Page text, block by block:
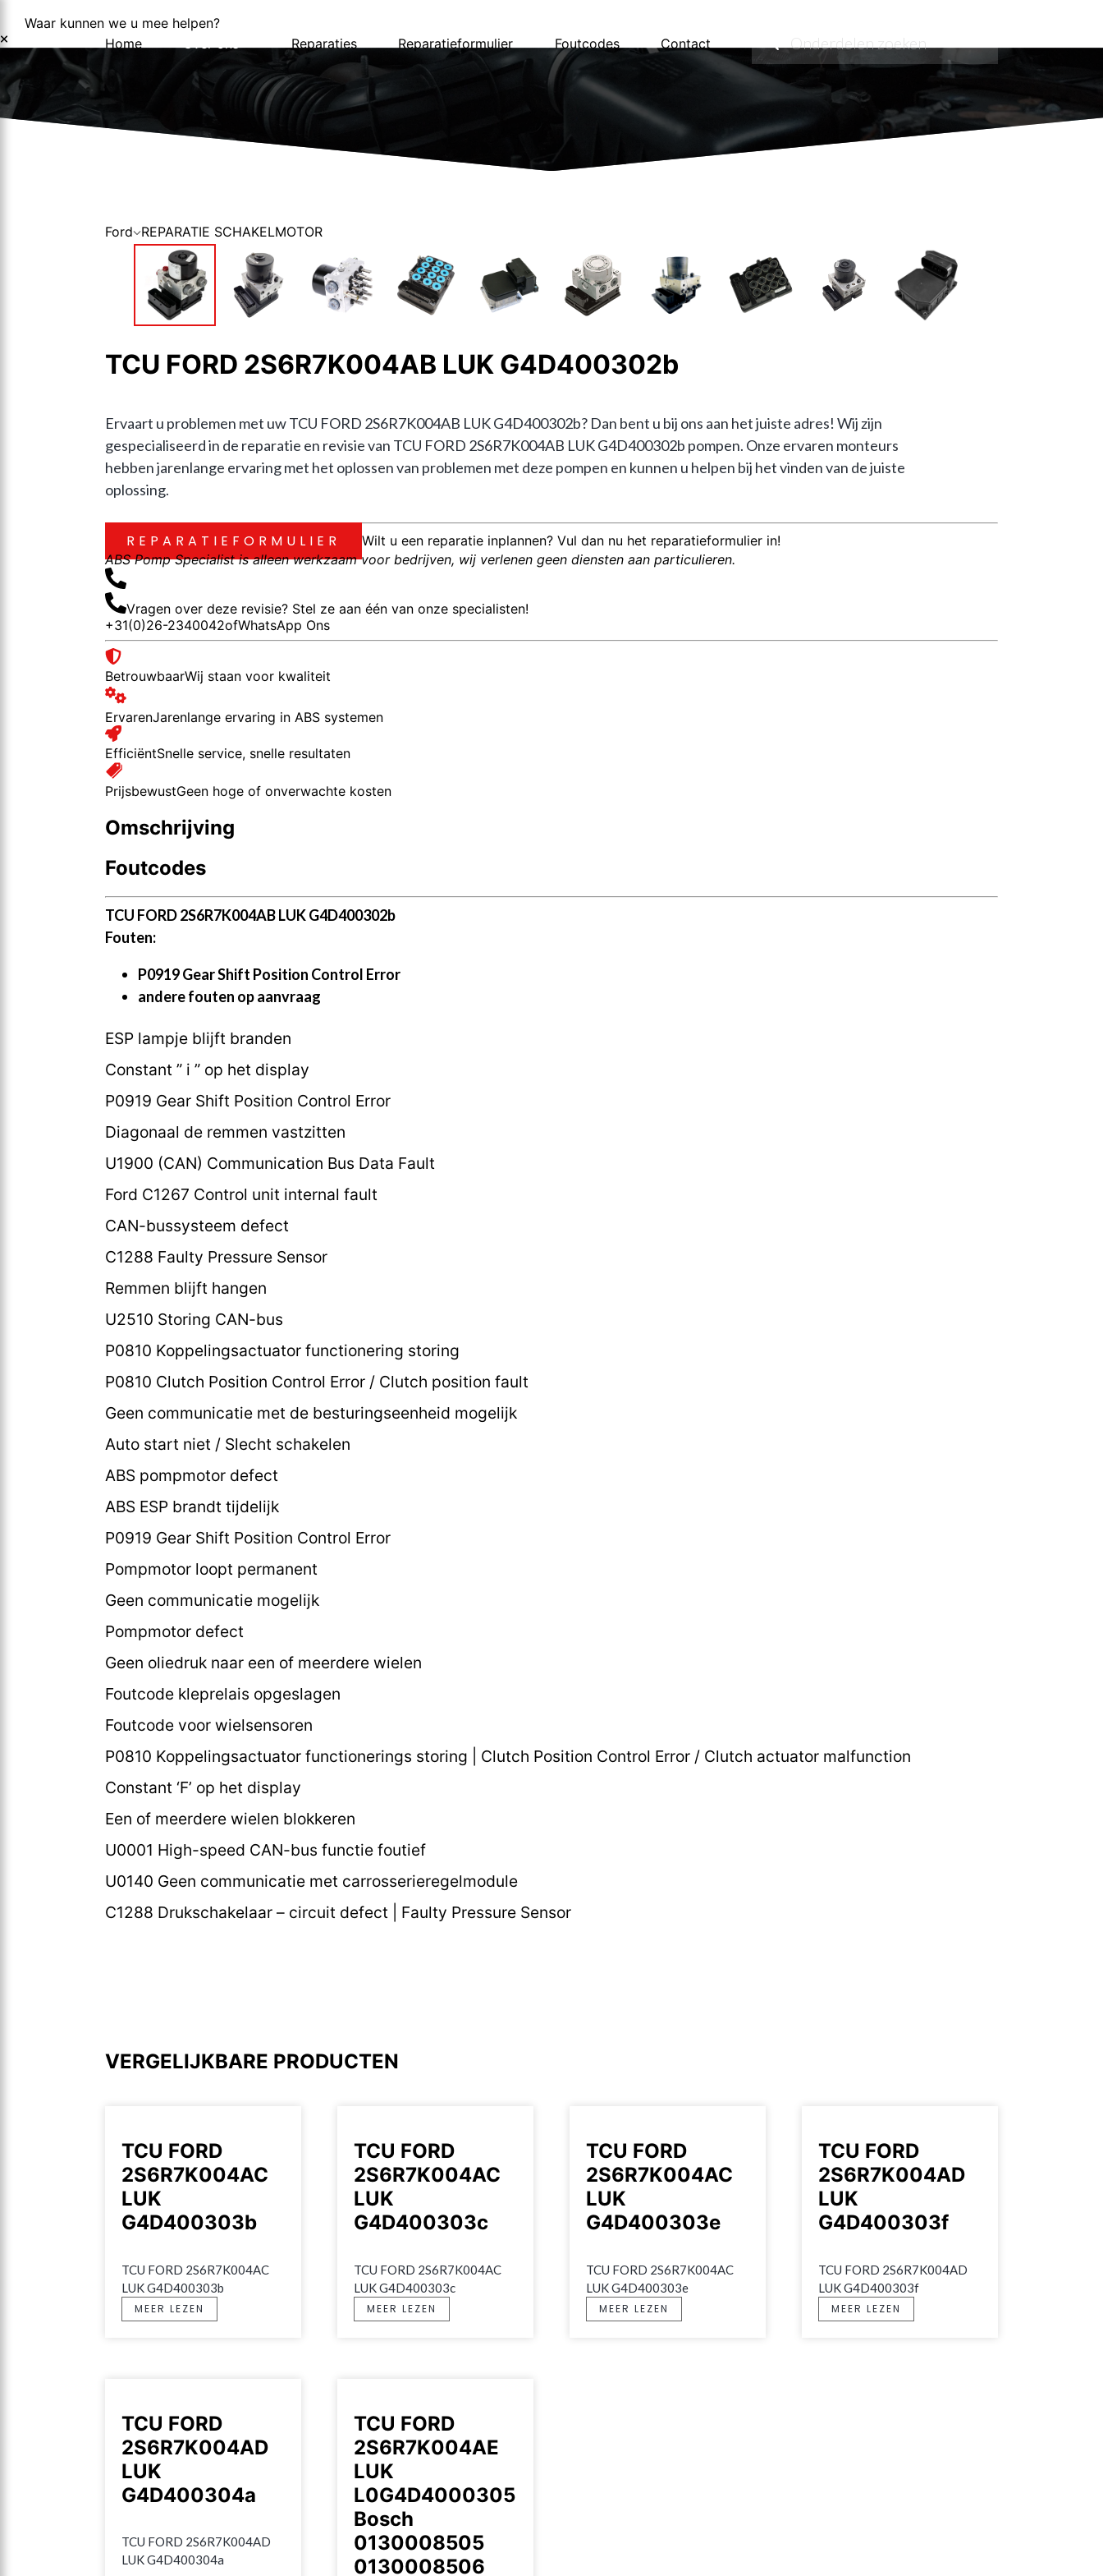
Waar kunnen we u mee helpen?
Home
Reparaties Reparatieformulier Foutcodes Contact
Ford REPARATIE SCHAKELMOTOR
TCU FORD 2S6R7K004AB LUK G4D400302b
Ervaart u problemen met uw TCU FORD 2S6R7K004AB LUK G4D400302b? Dan bent u bij ons aan het juiste adres! Wij zijn
gespecialiseerd in de reparatie en revisie van TCU FORD 2S6R7K004AB LUK G4D400302b pompen. Onze ervaren monteurs
hebben jarenlange ervaring met het oplossen van problemen met deze pompen en kunnen u helpen bij het vinden van de juiste
oplossing.
REPARATIEFORMULIER
Wilt u een reparatie inplannen? Vul dan nu het reparatieformulier in!
ABS Pomp Specialist is alleen werkzaam voor bedrijven, wij verlenen geen diensten aan particulieren.
Vragen over deze revisie? Stel ze aan één van onze specialisten!
+31(0)26-2340042ofWhatsApp Ons
BetrouwbaarWij staan voor kwaliteit
ErvarenJarenlange ervaring in ABS systemen
EfficiëntSnelle service, snelle resultaten
PrijsbewustGeen hoge of onverwachte kosten
Omschrijving
Foutcodes
TCU FORD 2S6R7K004AB LUK G4D400302b
Fouten:
P0919 Gear Shift Position Control Error
andere fouten op aanvraag
ESP lampje blijft branden
Constant ” i ” op het display
P0919 Gear Shift Position Control Error
Diagonaal de remmen vastzitten
U1900 (CAN) Communication Bus Data Fault
Ford C1267 Control unit internal fault
CAN-bussysteem defect
C1288 Faulty Pressure Sensor
Remmen blijft hangen
U2510 Storing CAN-bus
P0810 Koppelingsactuator functionering storing
P0810 Clutch Position Control Error / Clutch position fault
Geen communicatie met de besturingseenheid mogelijk
Auto start niet / Slecht schakelen
ABS pompmotor defect
ABS ESP brandt tijdelijk
P0919 Gear Shift Position Control Error
Pompmotor loopt permanent
Geen communicatie mogelijk
Pompmotor defect
Geen oliedruk naar een of meerdere wielen
Foutcode kleprelais opgeslagen
Foutcode voor wielsensoren
P0810 Koppelingsactuator functionerings storing | Clutch Position Control Error / Clutch actuator malfunction
Constant ‘F’ op het display
Een of meerdere wielen blokkeren
U0001 High-speed CAN-bus functie foutief
U0140 Geen communicatie met carrosserieregelmodule
C1288 Drukschakelaar – circuit defect | Faulty Pressure Sensor
VERGELIJKBARE PRODUCTEN
TCU FORD
2S6R7K004AC
LUK
G4D400303b
TCU FORD 2S6R7K004AC
LUK G4D400303b
MEER LEZEN
TCU FORD
2S6R7K004AC
LUK
G4D400303c
TCU FORD 2S6R7K004AC
LUK G4D400303c
MEER LEZEN
TCU FORD
2S6R7K004AC
LUK
G4D400303e
TCU FORD 2S6R7K004AC
LUK G4D400303e
MEER LEZEN
TCU FORD
2S6R7K004AD
LUK
G4D400303f
TCU FORD 2S6R7K004AD
LUK G4D400303f
MEER LEZEN
TCU FORD
2S6R7K004AD
LUK
G4D400304a
TCU FORD 2S6R7K004AD
LUK G4D400304a
TCU FORD
2S6R7K004AE
LUK
L0G4D4000305
Bosch
0130008505
0130008506